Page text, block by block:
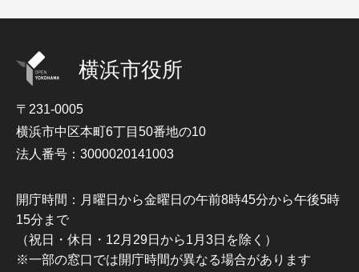
横浜市役所
〒231-0005
横浜市中区本町6丁目50番地の10
法人番号：3000020141003
開庁時間：月曜日から金曜日の午前8時45分から午後5時
15分まで
（祝日・休日・12月29日から1月3日を除く）
※一部の窓口では開庁時間が異なる場合があります